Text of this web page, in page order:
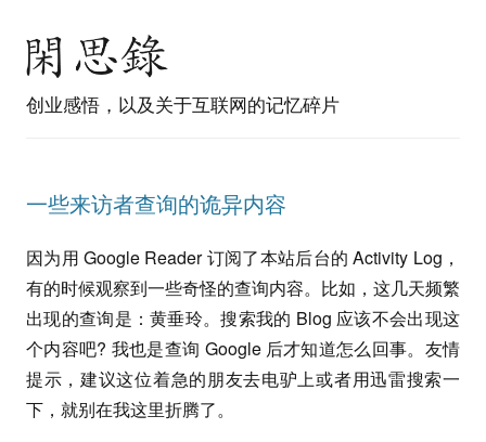
创业感悟，以及关于互联网的记忆碎片
一些来访者查询的诡异内容
因为用 Google Reader 订阅了本站后台的 Activity Log，
有的时候观察到一些奇怪的查询内容。比如，这几天频繁
出现的查询是：黄垂玲。搜索我的 Blog 应该不会出现这
个内容吧? 我也是查询 Google 后才知道怎么回事。友情
提示，建议这位着急的朋友去电驴上或者用迅雷搜索一
下，就别在我这里折腾了。